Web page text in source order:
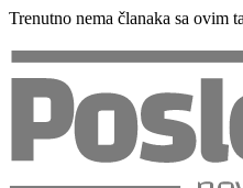
Trenutno nema članaka sa ovim